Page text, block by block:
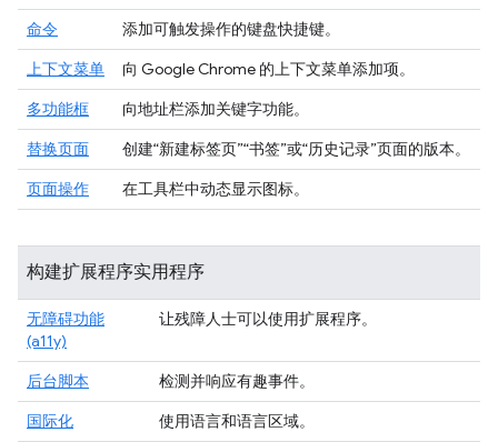
命令
添加可触发操作的键盘快捷键。
上下文菜单
向 Google Chrome 的上下文菜单添加项。
多功能框
向地址栏添加关键字功能。
替换页面
创建“新建标签页”“书签”或“历史记录”页面的版本。
页面操作
在工具栏中动态显示图标。
构建扩展程序实用程序
无障碍功能
(a11y)
让残障人士可以使用扩展程序。
后台脚本
检测并响应有趣事件。
国际化
使用语言和语言区域。